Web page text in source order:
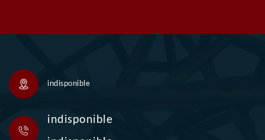
indisponible
indisponible